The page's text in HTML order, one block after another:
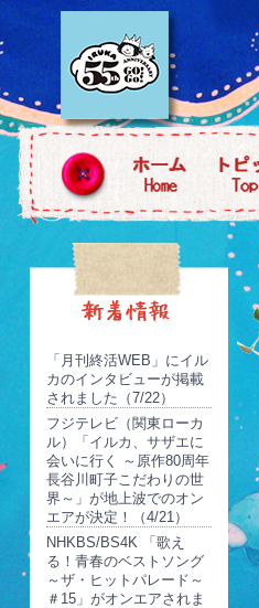
「月刊終活WEB」にイル
カのインタビューが掲載
されました（7/22）
フジテレビ（関東ローカ
ル）「イルカ、サザエに
会いに行く ～原作80周年
長谷川町子こだわりの世
界～」が地上波でのオン
エアが決定！（4/21）
NHKBS/BS4K 「歌え
る！青春のベストソング
～ザ・ヒットパレード～
＃15」がオンエアされま